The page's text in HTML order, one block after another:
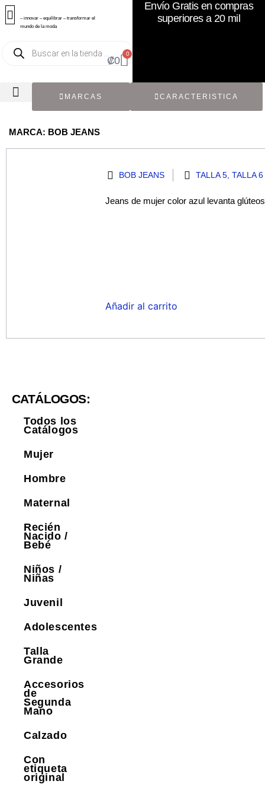
– innovar – equilibrar – transformar el
mundo de la moda
₡0
0
Envío Gratis en compras
superiores a 20 mil
MARCAS CARACTERISTICA
MARCA: BOB JEANS
BOB JEANS TALLA 5, TALLA 6
Jeans de mujer color azul levanta glúteos
Añadir al carrito
CATÁLOGOS:
Todos los
Catálogos
Mujer
Hombre
Maternal
Recién
Nacido /
Bebé
Niños /
Niñas
Juvenil
Adolescentes
Talla
Grande
Accesorios
de
Segunda
Mano
Calzado
Con
etiqueta
original